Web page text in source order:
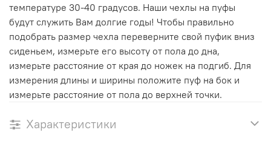
температуре 30-40 градусов. Наши чехлы на пуфы
будут служить Вам долгие годы! Чтобы правильно
подобрать размер чехла переверните свой пуфик вниз
сиденьем, измерьте его высоту от пола до дна,
измерьте расстояние от края до ножек на подгиб. Для
измерения длины и ширины положите пуф на бок и
измерьте расстояние от пола до верхней точки.
Характеристики